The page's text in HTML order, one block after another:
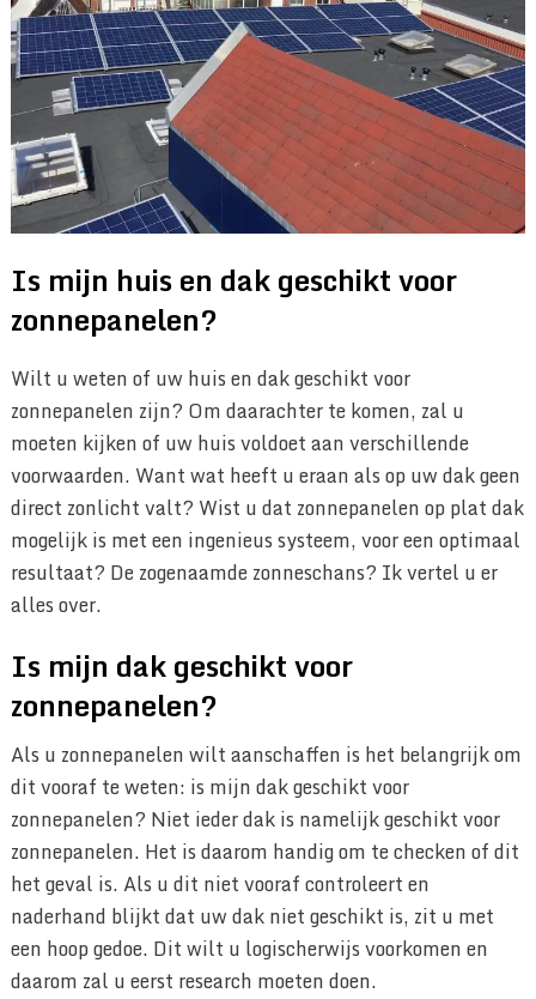
Is mijn huis en dak geschikt voor
zonnepanelen?
Wilt u weten of uw huis en dak geschikt voor
zonnepanelen zijn? Om daarachter te komen, zal u
moeten kijken of uw huis voldoet aan verschillende
voorwaarden. Want wat heeft u eraan als op uw dak geen
direct zonlicht valt? Wist u dat zonnepanelen op plat dak
mogelijk is met een ingenieus systeem, voor een optimaal
resultaat? De zogenaamde zonneschans? Ik vertel u er
alles over.
Is mijn dak geschikt voor
zonnepanelen?
Als u zonnepanelen wilt aanschaffen is het belangrijk om
dit vooraf te weten: is mijn dak geschikt voor
zonnepanelen? Niet ieder dak is namelijk geschikt voor
zonnepanelen. Het is daarom handig om te checken of dit
het geval is. Als u dit niet vooraf controleert en
naderhand blijkt dat uw dak niet geschikt is, zit u met
een hoop gedoe. Dit wilt u logischerwijs voorkomen en
daarom zal u eerst research moeten doen.